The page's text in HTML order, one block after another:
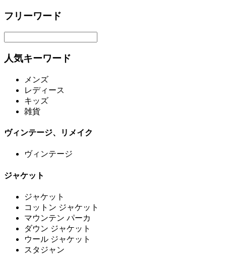
フリーワード
人気キーワード
メンズ
レディース
キッズ
雑貨
ヴィンテージ、リメイク
ヴィンテージ
ジャケット
ジャケット
コットン ジャケット
マウンテン パーカ
ダウン ジャケット
ウール ジャケット
スタジャン